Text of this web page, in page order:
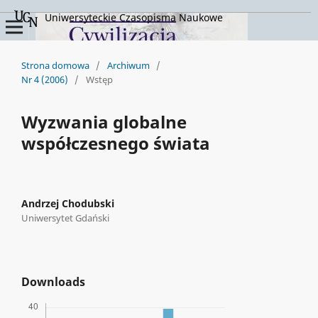
Uniwersyteckie Czasopisma Naukowe
Strona domowa / Archiwum /
Nr 4 (2006)
/ Wstęp
Wyzwania globalne
współczesnego świata
Andrzej Chodubski
Uniwersytet Gdański
Downloads